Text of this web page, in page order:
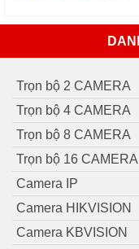
Trọn bộ 2 CAMERA
Trọn bộ 4 CAMERA
Trọn bộ 8 CAMERA
Trọn bộ 16 CAMERA
Camera IP
Camera HIKVISION
Camera KBVISION